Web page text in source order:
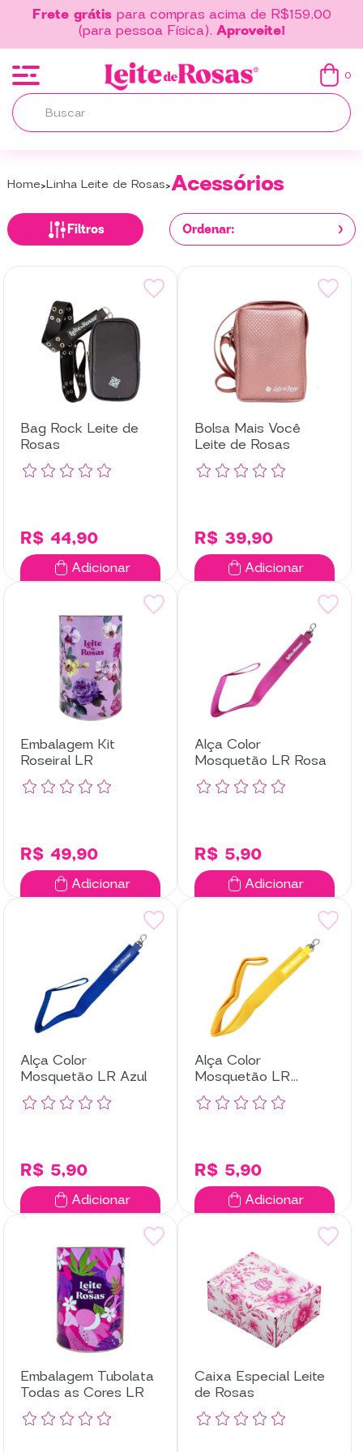
Frete grátispara compras acima de R$159,00
(para pessoa Física).Aproveite!
0
Home Linha Leite de Rosas Acessórios
Filtros Ordenar:
Bag Rock Leite de
Rosas
R$ 44,90
Adicionar
Bolsa Mais Você
Leite de Rosas
R$ 39,90
Adicionar
Embalagem Kit
Roseiral LR
R$ 49,90
Adicionar
Alça Color
Mosquetão LR Rosa
R$ 5,90
Adicionar
Alça Color
Mosquetão LR Azul
R$ 5,90
Adicionar
Alça Color
Mosquetão LR
Amarela
R$ 5,90
Adicionar
Embalagem Tubolata
Todas as Cores LR
Caixa Especial Leite
de Rosas